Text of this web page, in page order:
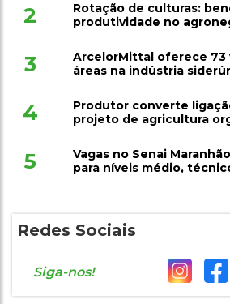
2
Rotação de culturas:
produtividade no
3
ArcelorMittal oferece 73
áreas na indústria
4
Produtor converte
projeto de agricultura
5
Vagas no Senai
para níveis médio,
Redes Sociais
Siga-nos!